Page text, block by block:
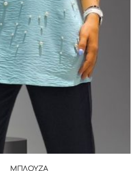
ΜΠΛΟΥΖΑ